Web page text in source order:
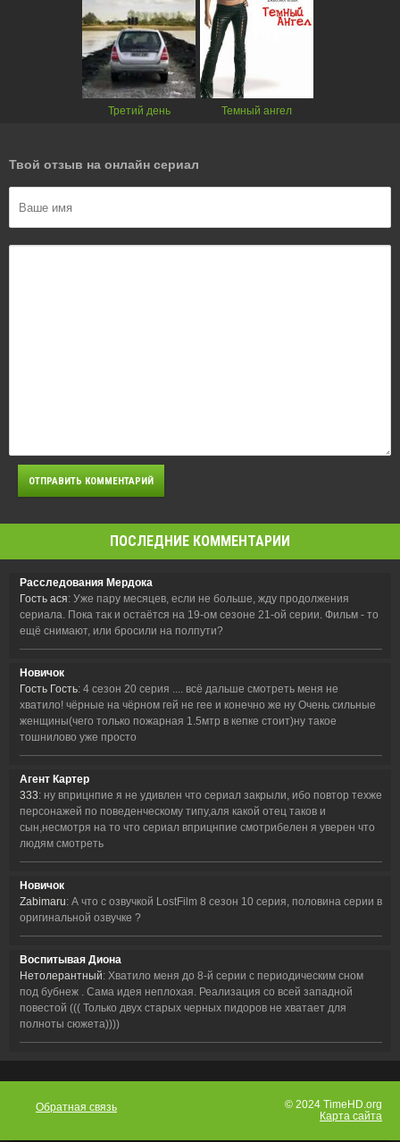
Третий день Темный ангел
Твой отзыв на онлайн сериал
ПОСЛЕДНИЕ КОММЕНТАРИИ
Расследования Мердока
Гость ася: Уже пару месяцев, если не больше, жду продолжения
сериала. Пока так и остаётся на 19-ом сезоне 21-ой серии. Фильм - то
ещё снимают, или бросили на полпути?
Новичок
Гость Гость: 4 сезон 20 серия .... всё дальше смотреть меня не
хватило! чёрные на чёрном гей не гее и конечно же ну Очень сильные
женщины(чего только пожарная 1.5мтр в кепке стоит)ну такое
тошнилово уже просто
Агент Картер
333: ну вприцнпие я не удивлен что сериал закрыли, ибо повтор техже
персонажей по поведенческому типу,аля какой отец таков и
сын,несмотря на то что сериал вприцнпие смотрибелен я уверен что
людям смотреть
Новичок
Zabimaru: А что с озвучкой LostFilm 8 сезон 10 серия, половина серии в
оригинальной озвучке ?
Воспитывая Диона
Нетолерантный: Хватило меня до 8-й серии с периодическим сном
под бубнеж . Сама идея неплохая. Реализация со всей западной
повестой ((( Только двух старых черных пидоров не хватает для
полноты сюжета))))
Обратная связь
© 2024 TimeHD.org
Карта сайта